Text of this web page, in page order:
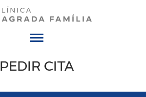
PEDIR CITA